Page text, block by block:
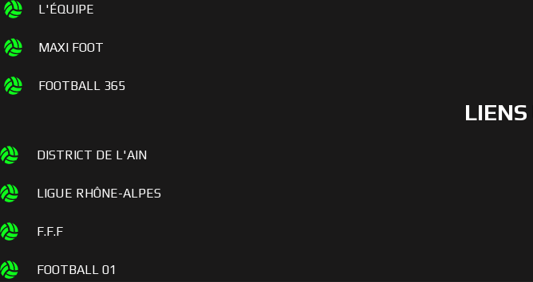
L'ÉQUIPE
MAXI FOOT
FOOTBALL 365
DISTRICT DE L'AIN
LIGUE RHÔNE-ALPES
F.F.F
FOOTBALL 01